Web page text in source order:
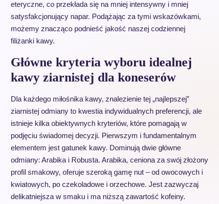
eteryczne, co przekłada się na mniej intensywny i mniej
satysfakcjonujący napar. Podążając za tymi wskazówkami,
możemy znacząco podnieść jakość naszej codziennej
filiżanki kawy.
Główne kryteria wyboru idealnej
kawy ziarnistej dla koneserów
Dla każdego miłośnika kawy, znalezienie tej „najlepszej”
ziarnistej odmiany to kwestia indywidualnych preferencji, ale
istnieje kilka obiektywnych kryteriów, które pomagają w
podjęciu świadomej decyzji. Pierwszym i fundamentalnym
elementem jest gatunek kawy. Dominują dwie główne
odmiany: Arabika i Robusta. Arabika, ceniona za swój złożony
profil smakowy, oferuje szeroką gamę nut – od owocowych i
kwiatowych, po czekoladowe i orzechowe. Jest zazwyczaj
delikatniejsza w smaku i ma niższą zawartość kofeiny.